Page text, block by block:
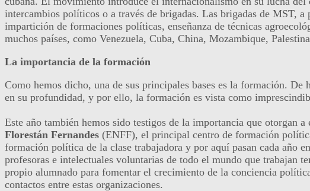
intercambios políticos o a través de brigadas. Las brigadas de MST,
impartición de formaciones políticas, enseñanza de técnicas
muchos países, como Venezuela, Cuba, China, Mozambique,
La importancia de la formación
Como hemos dicho, una de sus principales bases es la formación.
en su profundidad, y por ello, la formación es vista como
Este año también hemos sido testigos de la importancia que otorgan
Florestán Fernandes (ENFF), el principal centro de formación
formación política de la clase trabajadora y por aquí pasan cada año
profesoras e intelectuales voluntarias de todo el mundo que trabajan
propio alumnado para fomentar el crecimiento de la conciencia
contactos entre estas organizaciones.